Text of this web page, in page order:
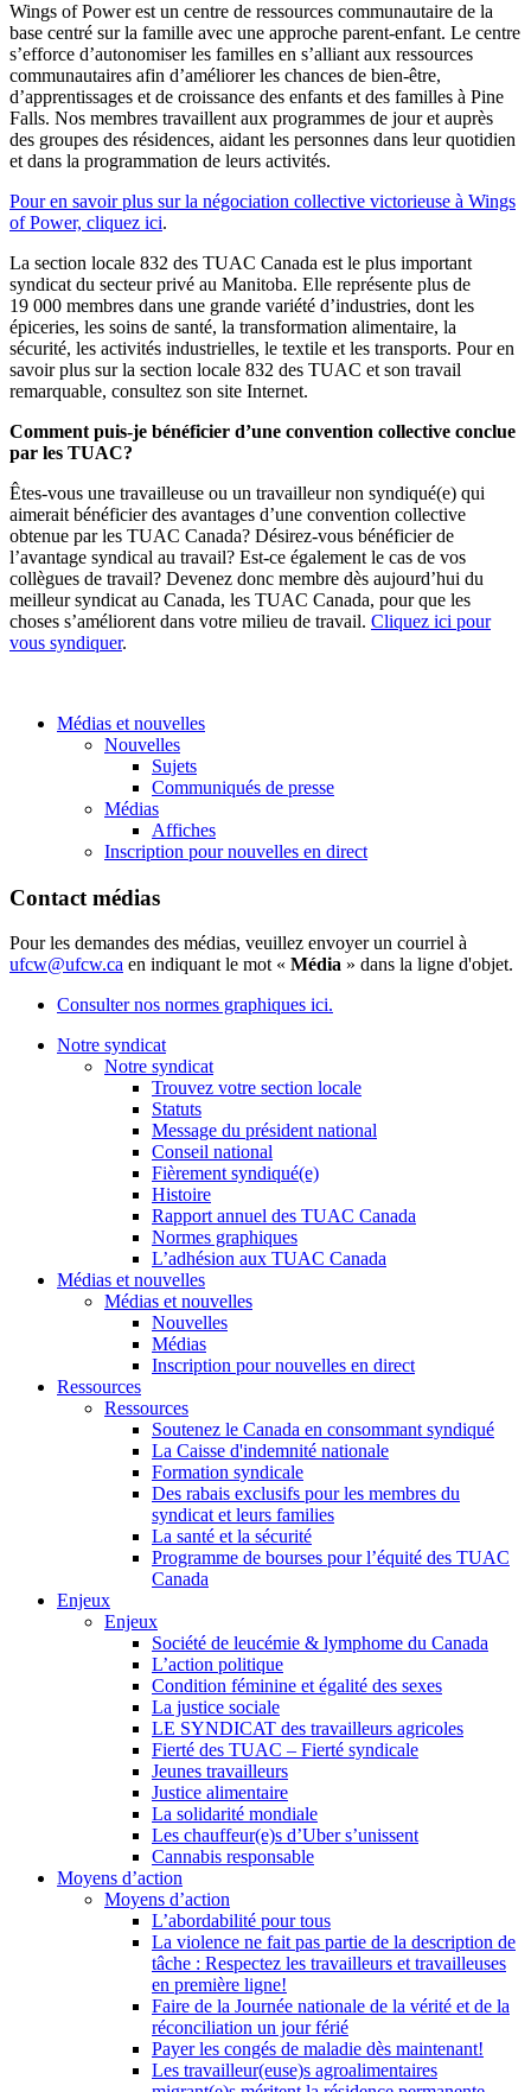
Wings of Power est un centre de ressources communautaire de la
base centré sur la famille avec une approche parent-enfant. Le centre
s’efforce d’autonomiser les familles en s’alliant aux ressources
communautaires afin d’améliorer les chances de bien-être,
d’apprentissages et de croissance des enfants et des familles à Pine
Falls. Nos membres travaillent aux programmes de jour et auprès
des groupes des résidences, aidant les personnes dans leur quotidien
et dans la programmation de leurs activités.
Pour en savoir plus sur la négociation collective victorieuse à Wings
of Power, cliquez ici.
La section locale 832 des TUAC Canada est le plus important
syndicat du secteur privé au Manitoba. Elle représente plus de
19 000 membres dans une grande variété d’industries, dont les
épiceries, les soins de santé, la transformation alimentaire, la
sécurité, les activités industrielles, le textile et les transports. Pour en
savoir plus sur la section locale 832 des TUAC et son travail
remarquable, consultez son site Internet.
Comment puis-je bénéficier d’une convention collective conclue
par les TUAC?
Êtes-vous une travailleuse ou un travailleur non syndiqué(e) qui
aimerait bénéficier des avantages d’une convention collective
obtenue par les TUAC Canada? Désirez-vous bénéficier de
l’avantage syndical au travail? Est-ce également le cas de vos
collègues de travail? Devenez donc membre dès aujourd’hui du
meilleur syndicat au Canada, les TUAC Canada, pour que les
choses s’améliorent dans votre milieu de travail. Cliquez ici pour
vous syndiquer.
Médias et nouvelles
Nouvelles
Sujets
Communiqués de presse
Médias
Affiches
Inscription pour nouvelles en direct
Contact médias
Pour les demandes des médias, veuillez envoyer un courriel à
ufcw@ufcw.ca en indiquant le mot « Média » dans la ligne d'objet.
Consulter nos normes graphiques ici.
Notre syndicat
Notre syndicat
Trouvez votre section locale
Statuts
Message du président national
Conseil national
Fièrement syndiqué(e)
Histoire
Rapport annuel des TUAC Canada
Normes graphiques
L’adhésion aux TUAC Canada
Médias et nouvelles
Médias et nouvelles
Nouvelles
Médias
Inscription pour nouvelles en direct
Ressources
Ressources
Soutenez le Canada en consommant syndiqué
La Caisse d'indemnité nationale
Formation syndicale
Des rabais exclusifs pour les membres du
syndicat et leurs families
La santé et la sécurité
Programme de bourses pour l’équité des TUAC
Canada
Enjeux
Enjeux
Société de leucémie & lymphome du Canada
L’action politique
Condition féminine et égalité des sexes
La justice sociale
LE SYNDICAT des travailleurs agricoles
Fierté des TUAC – Fierté syndicale
Jeunes travailleurs
Justice alimentaire
La solidarité mondiale
Les chauffeur(e)s d’Uber s’unissent
Cannabis responsable
Moyens d’action
Moyens d’action
L’abordabilité pour tous
La violence ne fait pas partie de la description de
tâche : Respectez les travailleurs et travailleuses
en première ligne!
Faire de la Journée nationale de la vérité et de la
réconciliation un jour férié
Payer les congés de maladie dès maintenant!
Les travailleur(euse)s agroalimentaires